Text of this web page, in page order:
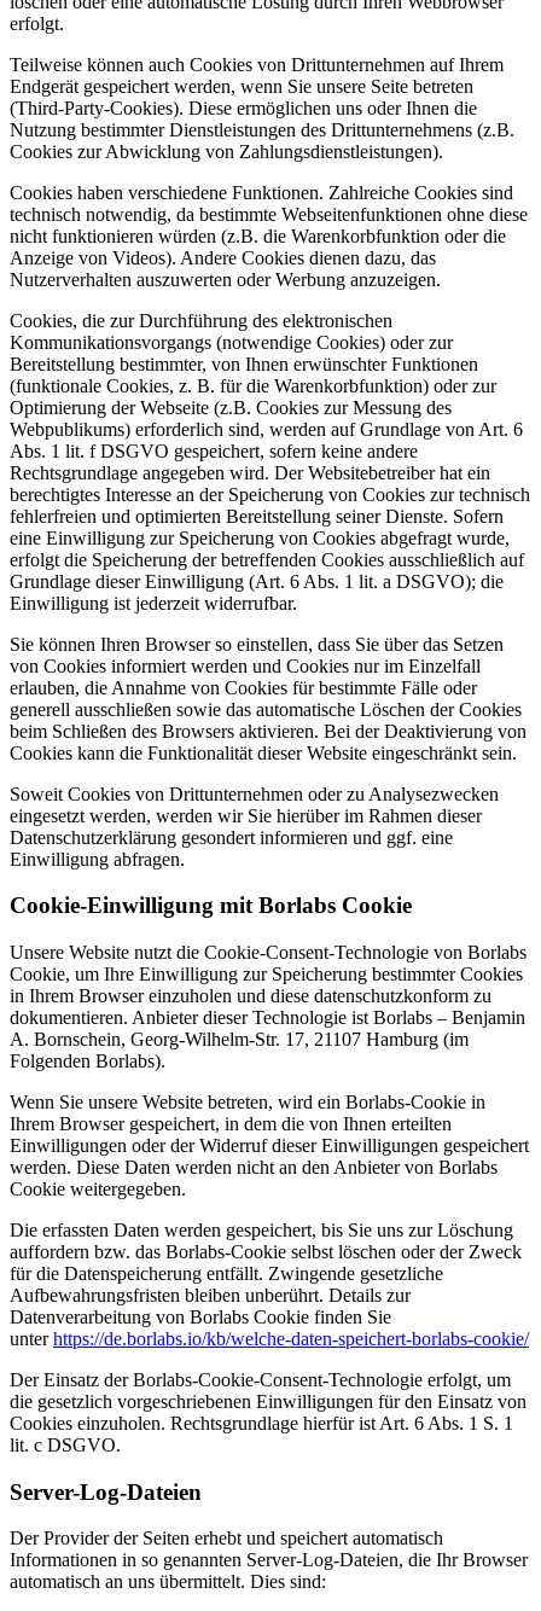
erfolgt.
Teilweise können auch Cookies von Drittunternehmen auf Ihrem
Endgerät gespeichert werden, wenn Sie unsere Seite betreten
(Third-Party-Cookies). Diese ermöglichen uns oder Ihnen die
Nutzung bestimmter Dienstleistungen des Drittunternehmens (z.B.
Cookies zur Abwicklung von Zahlungsdienstleistungen).
Cookies haben verschiedene Funktionen. Zahlreiche Cookies sind
technisch notwendig, da bestimmte Webseitenfunktionen ohne diese
nicht funktionieren würden (z.B. die Warenkorbfunktion oder die
Anzeige von Videos). Andere Cookies dienen dazu, das
Nutzerverhalten auszuwerten oder Werbung anzuzeigen.
Cookies, die zur Durchführung des elektronischen
Kommunikationsvorgangs (notwendige Cookies) oder zur
Bereitstellung bestimmter, von Ihnen erwünschter Funktionen
(funktionale Cookies, z. B. für die Warenkorbfunktion) oder zur
Optimierung der Webseite (z.B. Cookies zur Messung des
Webpublikums) erforderlich sind, werden auf Grundlage von Art. 6
Abs. 1 lit. f DSGVO gespeichert, sofern keine andere
Rechtsgrundlage angegeben wird. Der Websitebetreiber hat ein
berechtigtes Interesse an der Speicherung von Cookies zur technisch
fehlerfreien und optimierten Bereitstellung seiner Dienste. Sofern
eine Einwilligung zur Speicherung von Cookies abgefragt wurde,
erfolgt die Speicherung der betreffenden Cookies ausschließlich auf
Grundlage dieser Einwilligung (Art. 6 Abs. 1 lit. a DSGVO); die
Einwilligung ist jederzeit widerrufbar.
Sie können Ihren Browser so einstellen, dass Sie über das Setzen
von Cookies informiert werden und Cookies nur im Einzelfall
erlauben, die Annahme von Cookies für bestimmte Fälle oder
generell ausschließen sowie das automatische Löschen der Cookies
beim Schließen des Browsers aktivieren. Bei der Deaktivierung von
Cookies kann die Funktionalität dieser Website eingeschränkt sein.
Soweit Cookies von Drittunternehmen oder zu Analysezwecken
eingesetzt werden, werden wir Sie hierüber im Rahmen dieser
Datenschutzerklärung gesondert informieren und ggf. eine
Einwilligung abfragen.
Cookie-Einwilligung mit Borlabs Cookie
Unsere Website nutzt die Cookie-Consent-Technologie von Borlabs
Cookie, um Ihre Einwilligung zur Speicherung bestimmter Cookies
in Ihrem Browser einzuholen und diese datenschutzkonform zu
dokumentieren. Anbieter dieser Technologie ist Borlabs – Benjamin
A. Bornschein, Georg-Wilhelm-Str. 17, 21107 Hamburg (im
Folgenden Borlabs).
Wenn Sie unsere Website betreten, wird ein Borlabs-Cookie in
Ihrem Browser gespeichert, in dem die von Ihnen erteilten
Einwilligungen oder der Widerruf dieser Einwilligungen gespeichert
werden. Diese Daten werden nicht an den Anbieter von Borlabs
Cookie weitergegeben.
Die erfassten Daten werden gespeichert, bis Sie uns zur Löschung
auffordern bzw. das Borlabs-Cookie selbst löschen oder der Zweck
für die Datenspeicherung entfällt. Zwingende gesetzliche
Aufbewahrungsfristen bleiben unberührt. Details zur
Datenverarbeitung von Borlabs Cookie finden Sie
unterhttps://de.borlabs.io/kb/welche-daten-speichert-borlabs-cookie/
Der Einsatz der Borlabs-Cookie-Consent-Technologie erfolgt, um
die gesetzlich vorgeschriebenen Einwilligungen für den Einsatz von
Cookies einzuholen. Rechtsgrundlage hierfür ist Art. 6 Abs. 1 S. 1
lit. c DSGVO.
Server-Log-Dateien
Der Provider der Seiten erhebt und speichert automatisch
Informationen in so genannten Server-Log-Dateien, die Ihr Browser
automatisch an uns übermittelt. Dies sind: